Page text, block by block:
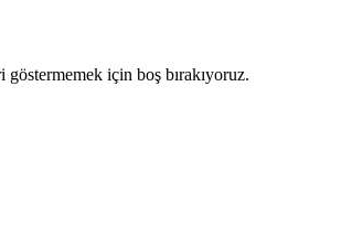
için boş bırakıyoruz.